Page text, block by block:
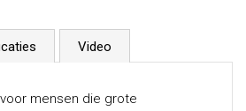
Video
mensen die grote